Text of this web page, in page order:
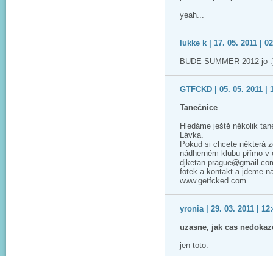
yeah...
lukke k | 17. 05. 2011 |
BUDE SUMMER 2012 jo
GTFCKD | 05. 05. 2011 |
Tanečnice
Hledáme ještě několik
Lávka.
Pokud si chcete některá
nádherném klubu přímo
fotek a kontakt a jdeme
www.getfcked.com
yronia | 29. 03. 2011 |
uzasne, jak cas
jen toto: